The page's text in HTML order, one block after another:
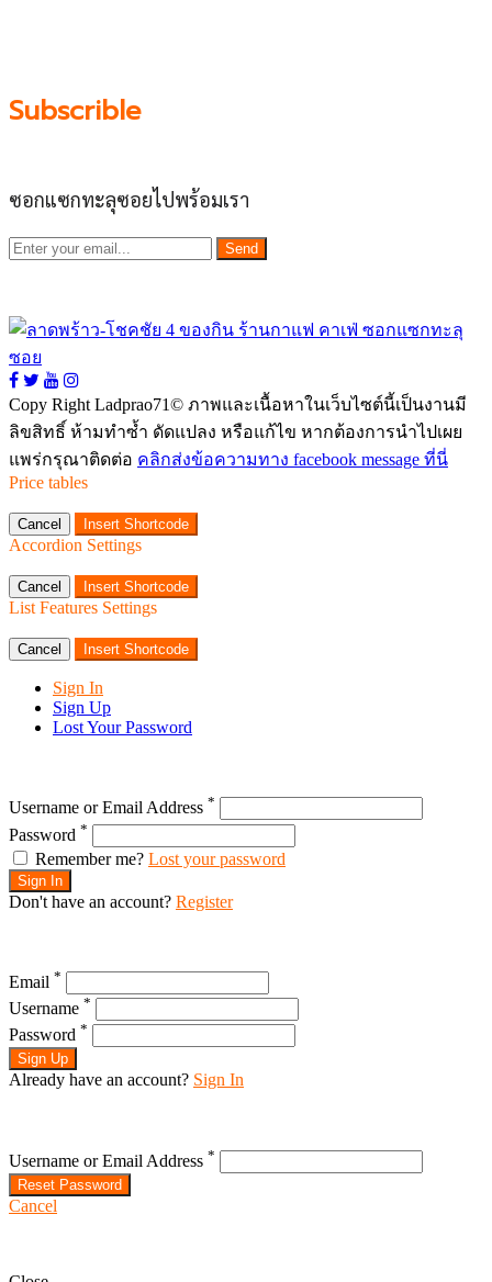
Subscrible
ซอกแซกทะลุซอยไปพร้อมเรา
Send
Copy Right Ladprao71© ภาพและเนื้อหาในเว็บไซต์นี้เป็นงานมี
ลิขสิทธิ์ ห้ามทำซ้ำ ดัดแปลง หรือแก้ไข หากต้องการนำไปเผย
แพร่กรุณาติดต่อ คลิกส่งข้อความทาง facebook message ที่นี่
Price tables
Cancel Insert Shortcode
Accordion Settings
Cancel Insert Shortcode
List Features Settings
Cancel Insert Shortcode
Sign In
Sign Up
Lost Your Password
Username or Email Address *
Password *
Remember me? Lost your password
Sign In
Don't have an account? Register
Email *
Username *
Password *
Sign Up
Already have an account? Sign In
Username or Email Address *
Reset Password
Cancel